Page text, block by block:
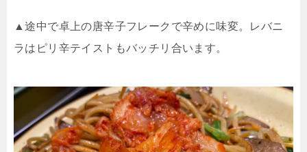
▲途中で卓上の唐辛子フレークで辛めに味変。レバニ
ラはピリ辛テイストもバッチリ合います。